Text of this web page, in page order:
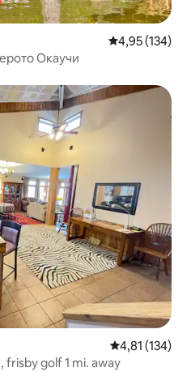
Просечна
4,95 (134)
Окаучи
Просечна
4,81 (134)
frisby golf 1 mi. away